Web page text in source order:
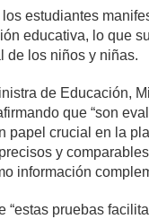
estudiantes
educativa, lo que
de los niños y niñas.
de Educación,
que “son
papel crucial en la
y
información
“estas pruebas